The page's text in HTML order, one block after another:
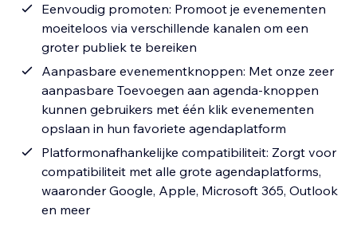
Eenvoudig promoten: Promoot je evenementen
moeiteloos via verschillende kanalen om een
groter publiek te bereiken
Aanpasbare evenementknoppen: Met onze zeer
aanpasbare Toevoegen aan agenda-knoppen
kunnen gebruikers met één klik evenementen
opslaan in hun favoriete agendaplatform
Platformonafhankelijke compatibiliteit: Zorgt voor
compatibiliteit met alle grote agendaplatforms,
waaronder Google, Apple, Microsoft 365, Outlook
en meer